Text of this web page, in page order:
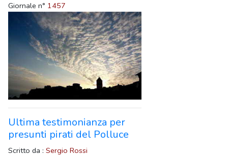
Giornale n° 1457
Ultima testimonianza per
presunti pirati del Polluce
Scritto da : Sergio Rossi